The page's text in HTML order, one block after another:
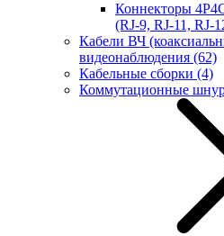
Коннекторы
(RJ-9, RJ-11, RJ-
Кабели ВЧ
видеонаблюдения (62)
Кабельные сборки (4)
Коммутационные